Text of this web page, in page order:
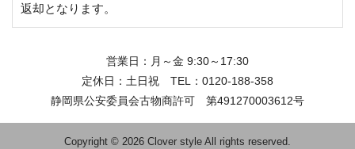
返却となります。
営業日：月～金 9:30～17:30
定休日：土日祝 TEL： 0120-188-358
静岡県公安委員会古物商許可 第491270003612号
Copyright © 2026 Clover style All rights reserved.